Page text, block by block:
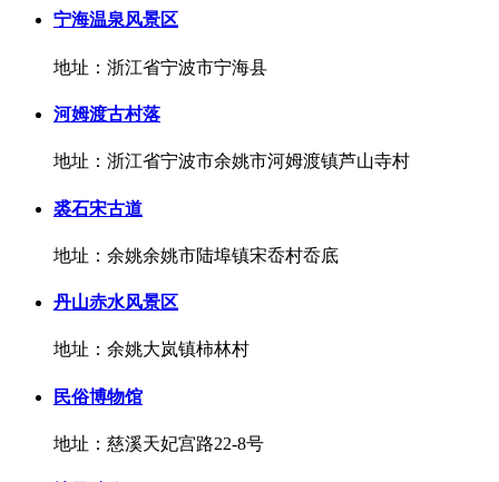
宁海温泉风景区
地址：浙江省宁波市宁海县
​河姆渡古村落
地址：浙江省宁波市余姚市河姆渡镇芦山寺村
裘石宋古道
地址：余姚余姚市陆埠镇宋岙村岙底
丹山赤水风景区
地址：余姚大岚镇柿林村
民俗博物馆
地址：慈溪天妃宫路22-8号